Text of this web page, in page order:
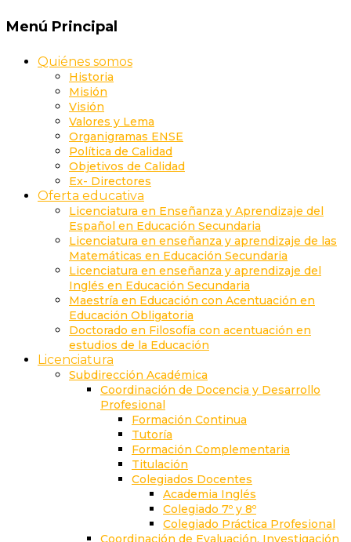
Menú Principal
Quiénes somos
Historia
Misión
Visión
Valores y Lema
Organigramas ENSE
Política de Calidad
Objetivos de Calidad
Ex- Directores
Oferta educativa
Licenciatura en Enseñanza y Aprendizaje del
Español en Educación Secundaria
Licenciatura en enseñanza y aprendizaje de las
Matemáticas en Educación Secundaria
Licenciatura en enseñanza y aprendizaje del
Inglés en Educación Secundaria
Maestría en Educación con Acentuación en
Educación Obligatoria
Doctorado en Filosofía con acentuación en
estudios de la Educación
Licenciatura
Subdirección Académica
Coordinación de Docencia y Desarrollo
Profesional
Formación Continua
Tutoría
Formación Complementaria
Titulación
Colegiados Docentes
Academia Inglés
Colegiado 7º y 8º
Colegiado Práctica Profesional
Coordinación de Evaluación, Investigación